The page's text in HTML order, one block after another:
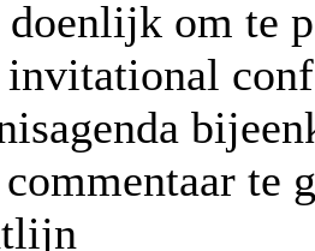
om te
te